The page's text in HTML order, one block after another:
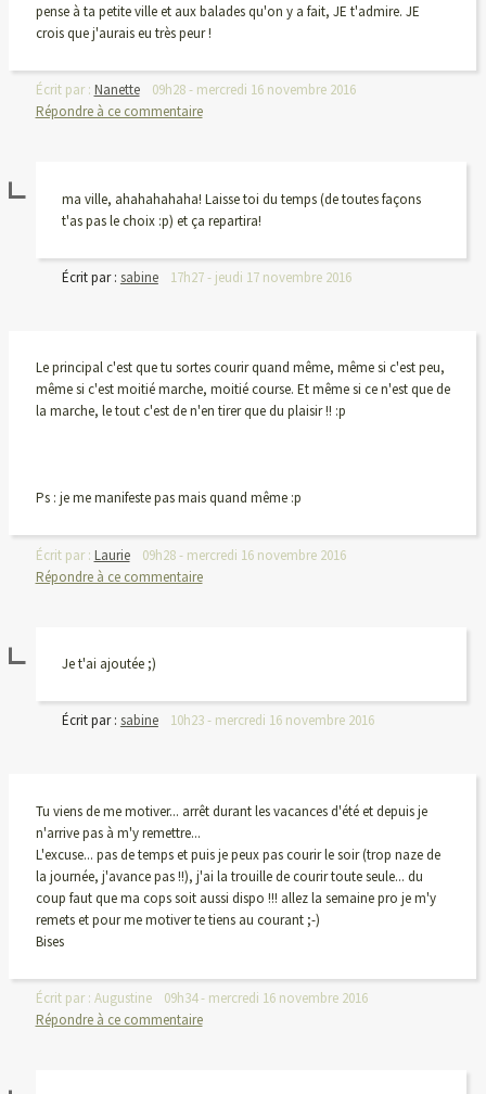
pense à ta petite ville et aux balades qu'on y a fait, JE t'admire. JE
crois que j'aurais eu très peur !
Écrit par : Nanette 09h28- mercredi 16 novembre 2016
Répondre à ce commentaire
ma ville, ahahahahaha! Laisse toi du temps (de toutes façons
t'as pas le choix :p) et ça repartira!
Écrit par : sabine 17h27- jeudi 17 novembre 2016
Le principal c'est que tu sortes courir quand même, même si c'est peu,
même si c'est moitié marche, moitié course. Et même si ce n'est que de
la marche, le tout c'est de n'en tirer que du plaisir !! :p
Ps : je me manifeste pas mais quand même :p
Écrit par : Laurie 09h28- mercredi 16 novembre 2016
Répondre à ce commentaire
Je t'ai ajoutée ;)
Écrit par : sabine 10h23- mercredi 16 novembre 2016
Tu viens de me motiver... arrêt durant les vacances d'été et depuis je
n'arrive pas à m'y remettre...
L'excuse... pas de temps et puis je peux pas courir le soir (trop naze de
la journée, j'avance pas !!), j'ai la trouille de courir toute seule... du
coup faut que ma cops soit aussi dispo !!! allez la semaine pro je m'y
remets et pour me motiver te tiens au courant ;-)
Bises
Écrit par : Augustine 09h34- mercredi 16 novembre 2016
Répondre à ce commentaire